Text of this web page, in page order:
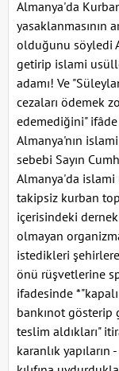
Almanya'da
yasaklanmasının
olduğunu söyledi
getirip islami
adamı! Ve
cezaları ödemek
edemediğini"
Almanya'nın
sebebi Sayın
Almanya'da
takipsiz kurban
içerisindeki
olmayan
istedikleri
önü rüşvetlerine
ifadesinde
bankınot gösterip
teslim aldıkları"
karanlık